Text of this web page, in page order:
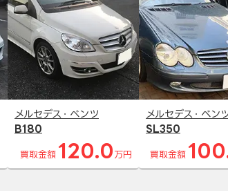
メルセデス・ベンツ
B180
買取金額 120.0 万円
メルセデス・ベン
SL350
買取金額